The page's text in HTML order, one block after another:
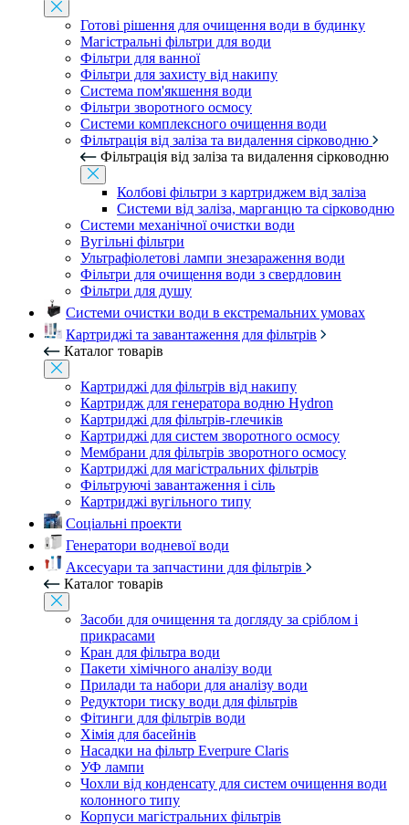
Готові рішення для очищення води в будинку
Магістральні фільтри для води
Фільтри для ванної
Фільтри для захисту від накипу
Система пом'якшення води
Фільтри зворотного осмосу
Системи комплексного очищення води
Фільтрація від заліза та видалення сірководню
Фільтрація від заліза та видалення сірководню
Колбові фільтри з картриджем від заліза
Системи від заліза, марганцю та сірководню
Системи механічної очистки води
Вугільні фільтри
Ультрафіолетові лампи знезараження води
Фільтри для очищення води з свердловин
Фільтри для душу
Системи очистки води в екстремальних умовах
Картриджі та завантаження для фільтрів
Каталог товарів
Картриджі для фільтрів від накипу
Картридж для генератора водню Hydron
Картриджі для фільтрів-глечиків
Картриджі для систем зворотного осмосу
Мембрани для фільтрів зворотного осмосу
Картриджі для магістральних фільтрів
Фільтруючі завантаження і сіль
Картриджі вугільного типу
Соціальні проекти
Генератори водневої води
Аксесуари та запчастини для фільтрів
Каталог товарів
Засоби для очищення та догляду за сріблом і
прикрасами
Кран для фільтра води
Пакети хімічного аналізу води
Прилади та набори для аналізу води
Редуктори тиску води для фільтрів
Фітинги для фільтрів води
Хімія для басейнів
Насадки на фільтр Everpure Claris
УФ лампи
Чохли від конденсату для систем очищення води
колонного типу
Корпуси магістральних фільтрів